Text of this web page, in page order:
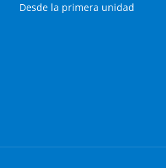
Desde la primera unidad